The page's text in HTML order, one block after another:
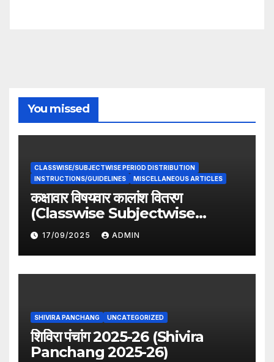
You missed
CLASSWISE/SUBJECTWISE PERIOD DISTRIBUTION
INSTRUCTIONS/GUIDELINES
MISCELLANEOUS ARTICLES
कक्षावार विषयवार कालांश वितरण
(Classwise Subjectwise
period distribution)
17/09/2025 ADMIN
SHIVIRA PANCHANG UNCATEGORIZED
शिविरा पंचांग 2025-26 (Shivira
Panchang 2025-26)